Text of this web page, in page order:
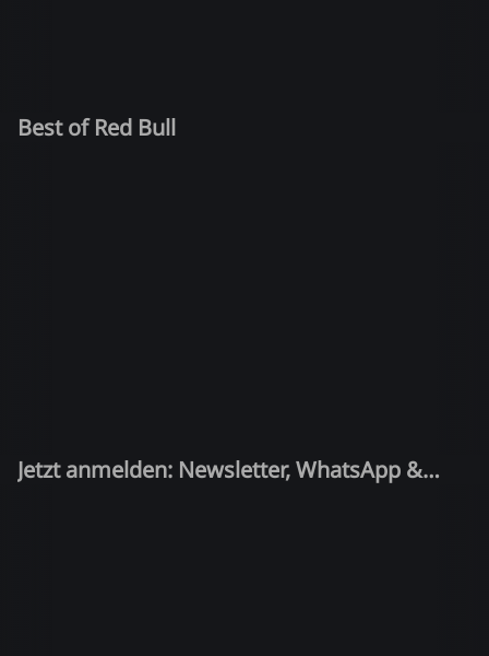
Best of Red Bull
Jetzt anmelden: Newsletter, WhatsApp &